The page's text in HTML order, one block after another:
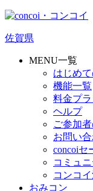
佐賀県
MENU一覧
はじめ
機能一覧
料金プラ
ヘルプ
ご参加
お問い
concoiセ
コミュ
コンコ
おみコン